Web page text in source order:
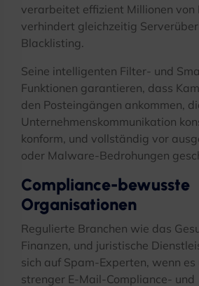
verarbeitet effizient Millionen von
verhindert gleichzeitig
Blacklisting.
Seine intelligenten Filter- und
Funktionen garantieren, dass
den Posteingängen ankommen,
Unternehmenskommunikation
konform, und vollständig vor
oder Malware-Bedrohungen
Compliance-bewusste
Organisationen
Regulierte Branchen wie das
Finanzen, und juristische
sich auf Spam-Experten, wenn es
strenger E-Mail-Compliance- und